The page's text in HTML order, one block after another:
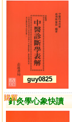
guy0825
針灸學心象快讀
購買
比較